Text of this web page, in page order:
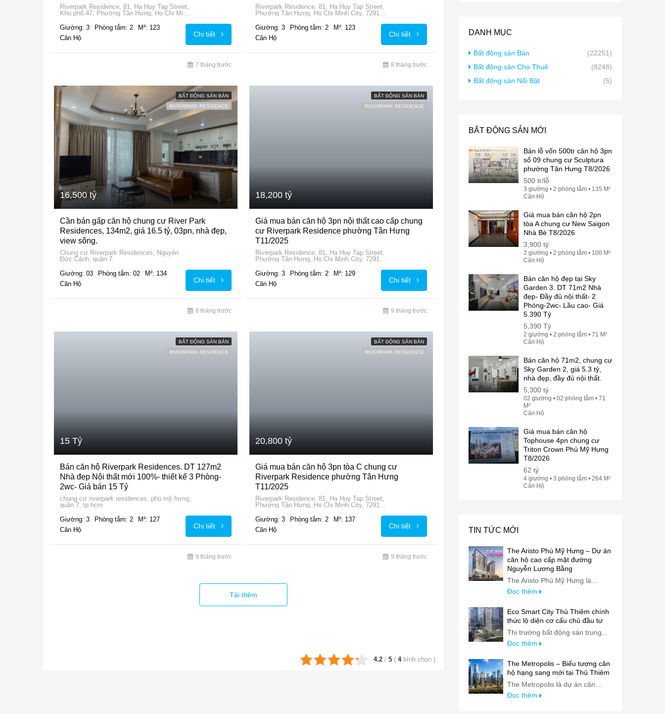
Riverpark Residence, 81, Ha Huy Tap Street,
Khu phố 47, Phường Tân Hưng, Ho Chi Minh
Giường: 3
Phòng tắm: 2
M²: 123
Căn Hộ
Chi tiết
7 tháng trước
Riverpark Residence, 81, Ha Huy Tap Street,
Phường Tân Hưng, Ho Chi Minh City, 72915,
Giường: 3
Phòng tắm: 2
M²: 123
Căn Hộ
Chi tiết
8 tháng trước
BẤT ĐỘNG SẢN BÁN
RIVERPARK RESIDENCE
16,500 tỷ
Cần bán gấp căn hộ chung cư River Park
Residences, 134m2, giá 16.5 tỷ, 03pn, nhà đẹp,
view sông.
Chung cư Riverpark Residences, Nguyễn
Đức Cảnh, quận 7.
Giường: 03
Phòng tắm: 02
M²: 134
Căn Hộ
Chi tiết
8 tháng trước
BẤT ĐỘNG SẢN BÁN
RIVERPARK RESIDENCE
18,200 tỷ
Giá mua bán căn hộ 3pn nội thất cao cấp chung
cư Riverpark Residence phường Tân Hưng
T11/2025
Riverpark Residence, 81, Ha Huy Tap Street,
Phường Tân Hưng, Ho Chi Minh City, 72915,
Giường: 3
Phòng tắm: 2
M²: 129
Căn Hộ
Chi tiết
9 tháng trước
BẤT ĐỘNG SẢN BÁN
RIVERPARK RESIDENCE
15 Tỷ
Bán căn hộ Riverpark Residences. DT 127m2
Nhà đẹp Nội thất mới 100%- thiết kế 3 Phòng-
2wc- Giá bán 15 Tỷ
chung cư riverpark residences, phú mỹ hưng,
quận 7, tp hcm
Giường: 3
Phòng tắm: 2
M²: 127
Căn Hộ
Chi tiết
9 tháng trước
BẤT ĐỘNG SẢN BÁN
RIVERPARK RESIDENCE
20,800 tỷ
Giá mua bán căn hộ 3pn tòa C chung cư
Riverpark Residence phường Tân Hưng
T11/2025
Riverpark Residence, 81, Ha Huy Tap Street,
Phường Tân Hưng, Ho Chi Minh City, 72915,
Giường: 3
Phòng tắm: 2
M²: 137
Căn Hộ
Chi tiết
9 tháng trước
Tải thêm
4.2 / 5 ( 4 bình chọn )
DANH MỤC
Bất động sản Bán
(22251)
Bất động sản Cho Thuê
(8248)
Bất động sản Nổi Bật
(5)
BẤT ĐỘNG SẢN MỚI
Bán lỗ vốn 500tr căn hộ 3pn
số 09 chung cư Sculptura
phường Tân Hưng T8/2026
500 tr/lỗ
3 giường • 2 phòng tắm • 135 M²
Căn Hộ
Giá mua bán căn hộ 2pn
tòa A chung cư New Saigon
Nhà Bè T8/2026
3,900 tỷ
2 giường • 2 phòng tắm • 100 M²
Căn Hộ
Bán căn hộ đẹp tại Sky
Garden 3. DT 71m2 Nhà
đẹp- Đầy đủ nội thất- 2
Phòng-2wc- Lầu cao- Giá
5.390 Tỷ
5,390 Tỷ
2 giường • 2 phòng tắm • 71 M²
Căn Hộ
Bán căn hộ 71m2, chung cư
Sky Garden 2, giá 5.3 tỷ,
nhà đẹp, đầy đủ nội thất.
5,300 tỷ
02 giường • 02 phòng tắm • 71
M²
Căn Hộ
Giá mua bán căn hộ
Tophouse 4pn chung cư
Triton Crown Phú Mỹ Hưng
T8/2026
62 tỷ
4 giường • 3 phòng tắm • 264 M²
Căn Hộ
TIN TỨC MỚI
The Aristo Phú Mỹ Hưng – Dự án
căn hộ cao cấp mặt đường
Nguyễn Lương Bằng
The Aristo Phú Mỹ Hưng là...
Đọc thêm
Eco Smart City Thủ Thiêm chính
thức lộ diện cơ cấu chủ đầu tư
Thị trường bất động sản trung...
Đọc thêm
The Metropolis – Biểu tượng căn
hộ hạng sang mới tại Thủ Thiêm
The Metropolis là dự án căn...
Đọc thêm